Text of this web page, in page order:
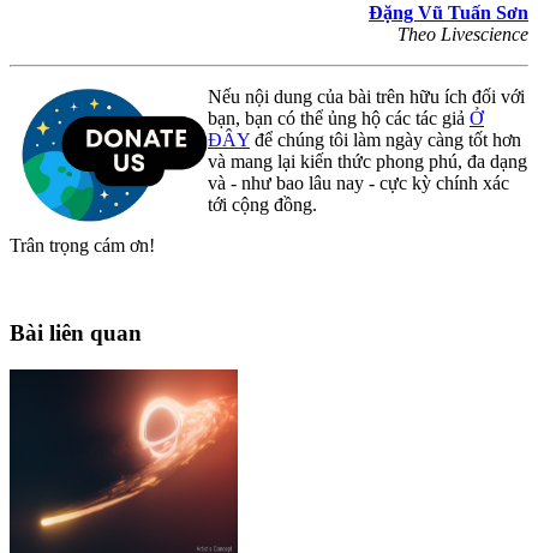
Đặng Vũ Tuấn Sơn
Theo Livescience
Nếu nội dung của bài trên hữu ích đối với
bạn, bạn có thể ủng hộ các tác giả Ở
ĐÂY để chúng tôi làm ngày càng tốt hơn
và mang lại kiến thức phong phú, đa dạng
và - như bao lâu nay - cực kỳ chính xác
tới cộng đồng.
Trân trọng cám ơn!
Bài liên quan